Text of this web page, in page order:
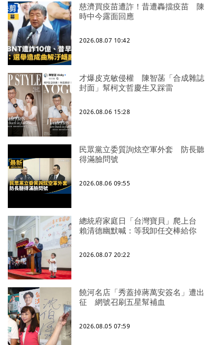
慈濟買疫苗遭詐！昔遭轟擋疫苗 陳
時中今露面回應
2026.08.07 10:42
才爆皮克敏侵權 陳智菡「合成雜誌
封面」幫柯文哲慶生又踩雷
2026.08.06 15:28
民眾黨立委質詢炫空軍外套 防長聽
得滿臉問號
2026.08.06 09:55
總統府家庭日「台灣寶貝」爬上台
賴清德幽默喊：等我卸任交棒給你
2026.08.07 20:22
饒河名店「秀蓋掉蔣萬安簽名」遭出
征 網號召刷五星幫補血
2026.08.05 07:59